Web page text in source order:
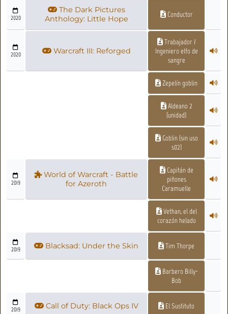
2020
The Dark Pictures
Anthology: Little Hope
Conductor
2020 Warcraft III: Reforged
Trabajador /
Ingeniero elfo de
sangre
Zepelín goblin
Aldeano 2
(unidad)
Goblin (sin uso
s02)
2019
World of Warcraft - Battle
for Azeroth
Capitán de
piñones
Caramuelle
Vethan, el del
corazón helado
2019 Blacksad: Under the Skin Tim Thorpe
Barbero Billy-
Bob
2019 Call of Duty: Black Ops IV El Sustituto